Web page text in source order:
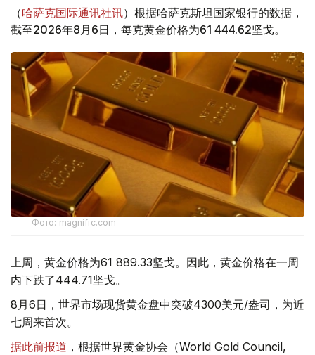
（哈萨克国际通讯社讯）根据哈萨克斯坦国家银行的数据，
截至2026年8月6日，每克黄金价格为61 444.62坚戈。
Фото: magnific.com
上周，黄金价格为61 889.33坚戈。因此，黄金价格在一周
内下跌了444.71坚戈。
8月6日，世界市场现货黄金盘中突破4300美元/盎司，为近
七周来首次。
据此前报道 ，根据世界黄金协会（World Gold Council,